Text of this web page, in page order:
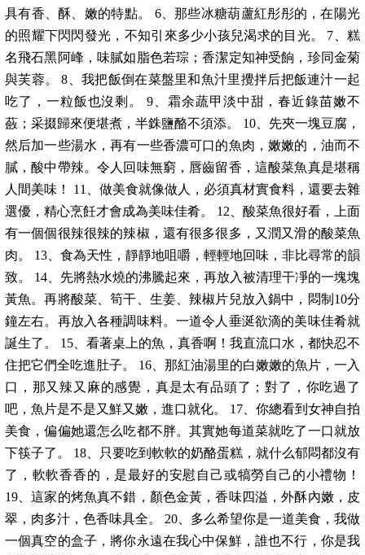
具有香、酥、嫩的特點。 6、那些冰糖葫蘆紅彤彤的，在陽光
的照耀下閃閃發光，不知引來多少小孩兒渴求的目光。 7、糕
名飛石黑阿峰，味膩如脂色若琮；香潔定知神受餉，珍同金菊
與芙蓉。 8、我把飯倒在菜盤里和魚汁里攪拌后把飯連汁一起
吃了，一粒飯也沒剩。 9、霜余蔬甲淡中甜，春近錄苗嫩不
蘞；采掇歸來便堪煮，半銖鹽酪不須添。 10、先夾一塊豆腐，
然后加一些湯水，再有一些香濃可口的魚肉，嫩嫩的，油而不
膩，酸中帶辣。令人回味無窮，唇齒留香，這酸菜魚真是堪稱
人間美味！ 11、做美食就像做人，必須真材實食料，還要去雜
選優，精心烹飪才會成為美味佳肴。 12、酸菜魚很好看，上面
有一個個很辣很辣的辣椒，還有很多很多，又潤又滑的酸菜魚
肉。 13、食為天性，靜靜地咀嚼，輕輕地回味，非比尋常的韻
致。 14、先將熱水燒的沸騰起來，再放入被清理干凈的一塊塊
黃魚。再將酸菜、筍干、生姜、辣椒片兒放入鍋中，悶制10分
鐘左右。再放入各種調味料。一道令人垂涎欲滴的美味佳肴就
誕生了。 15、看著桌上的魚，真香啊！我直流口水，都快忍不
住把它們全吃進肚子。 16、那紅油湯里的白嫩嫩的魚片，一入
口，那又辣又麻的感覺，真是太有品頭了；對了，你吃過了
吧，魚片是不是又鮮又嫩，進口就化。 17、你總看到女神自拍
美食，偏偏她還怎么吃都不胖。其實她每道菜就吃了一口就放
下筷子了。 18、只要吃到軟軟的奶酪蛋糕，就什么郁悶都沒有
了，軟軟香香的，是最好的安慰自己或犒勞自己的小禮物！
19、這家的烤魚真不錯，顏色金黃，香味四溢，外酥內嫩，皮
翠，肉多汁，色香味具全。 20、多么希望你是一道美食，我做
一個真空的盒子，將你永遠在我心中保鮮，誰也不行，你是我